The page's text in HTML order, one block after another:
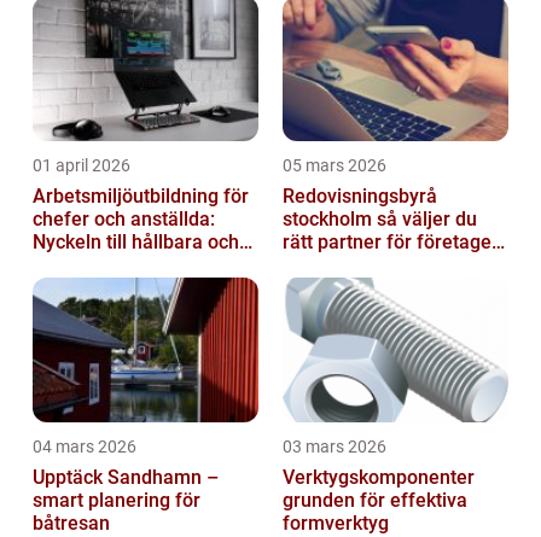
01 april 2026
Arbetsmiljöutbildning för
chefer och anställda:
Nyckeln till hållbara och
05 mars 2026
Redovisningsbyrå
stockholm så väljer du
rätt partner för företagets
04 mars 2026
Upptäck Sandhamn –
smart planering för
båtresan
03 mars 2026
Verktygskomponenter
grunden för effektiva
formverktyg